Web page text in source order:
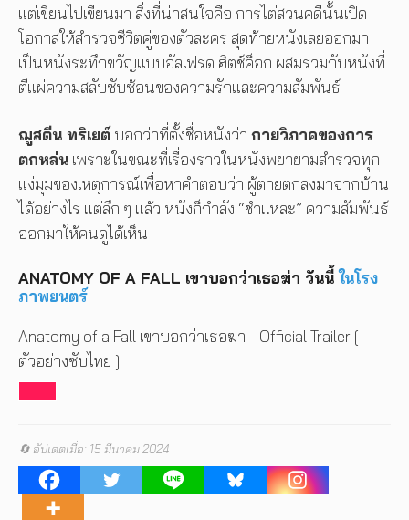
แต่เขียนไปเขียนมา สิ่งที่น่าสนใจคือ การไต่สวนคดีนั้นเปิด
โอกาสให้สำรวจชีวิตคู่ของตัวละคร สุดท้ายหนังเลยออกมา
เป็นหนังระทึกขวัญแบบอัลเฟรด ฮิตช์ค็อก ผสมรวมกับหนังที่
ตีแผ่ความสลับซับซ้อนของความรักและความสัมพันธ์
ฌูสตีน ทริเยต์ บอกว่าที่ตั้งชื่อหนังว่า กายวิภาคของการ
ตกหล่น เพราะในขณะที่เรื่องราวในหนังพยายามสำรวจทุก
แง่มุมของเหตุการณ์เพื่อหาคำตอบว่า ผู้ตายตกลงมาจากบ้าน
ได้อย่างไร แต่ลึก ๆ แล้ว หนังก็กำลัง “ชำแหละ” ความสัมพันธ์
ออกมาให้คนดูได้เห็น
ANATOMY OF A FALL เขาบอกว่าเธอฆ่า วันนี้ในโรง
ภาพยนตร์
Anatomy of a Fall เขาบอกว่าเธอฆ่า - Official Trailer [
ตัวอย่างซับไทย ]
🔄 อัปเดตเมื่อ: 15 มีนาคม 2024